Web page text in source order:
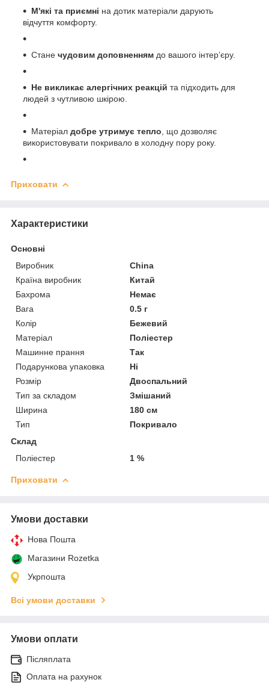
М'які та приємні на дотик матеріали дарують
відчуття комфорту.
Стане чудовим доповненням до вашого інтерʼєру.
Не викликає алергічних реакцій та підходить для
людей з чутливою шкірою.
Матеріал добре утримує тепло , що дозволяє
використовувати покривало в холодну пору року.
Приховати
Характеристики
Основні
Виробник
China
Країна виробник
Китай
Бахрома
Немає
Вага
0.5 г
Колір
Бежевий
Матеріал
Поліестер
Машинне прання
Так
Подарункова упаковка
Ні
Розмір
Двоспальний
Тип за складом
Змішаний
Ширина
180 см
Тип
Покривало
Склад
Поліестер
1 %
Приховати
Умови доставки
Нова Пошта
Магазини Rozetka
Укрпошта
Всі умови доставки
Умови оплати
Післяплата
Оплата на рахунок